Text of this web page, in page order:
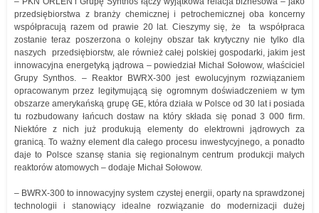
przedsiębiorstwa z branży chemicznej i petrochemicznej oba koncerny
współpracują razem od prawie 20 lat. Cieszymy się, że ta współpraca
zostanie teraz poszerzona o kolejny obszar tak krytyczny nie tylko dla
naszych przedsiębiorstw, ale również całej polskiej gospodarki, jakim jest
innowacyjna energetyką jądrowa – powiedział Michał Sołowow, właściciel
Grupy Synthos. – Reaktor BWRX-300 jest ewolucyjnym rozwiązaniem
opracowanym przez legitymującą się ogromnym doświadczeniem w tym
obszarze amerykańską grupę GE, która działa w Polsce od 30 lat i posiada
tu rozbudowany łańcuch dostaw na który składa się ponad 3 000 firm.
Niektóre z nich już produkują elementy do elektrowni jądrowych za
granicą. To ważny element dla całego procesu inwestycyjnego, a ponadto
daje to Polsce szansę stania się regionalnym centrum produkcji małych
reaktorów atomowych – dodaje Michał Sołowow.
– BWRX-300 to innowacyjny system czystej energii, oparty na sprawdzonej
technologii i stanowiący idealne rozwiązanie do modernizacji dużej